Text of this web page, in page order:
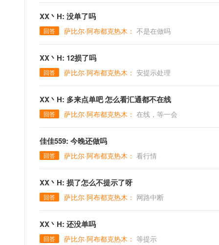
XX丶H: 没单了吗
回答 萨比尔·阿布都克热木： 不是在做吗
XX丶H: 12损了吗
回答 萨比尔·阿布都克热木： 安提示处理
XX丶H: 多来点单吧 怎么看汇通都不在线
回答 萨比尔·阿布都克热木： 在线，等一会
佳佳559: 今晚还做吗
回答 萨比尔·阿布都克热木： 看行情
XX丶H: 损了怎么不提示了呀
回答 萨比尔·阿布都克热木： 网路中断
XX丶H: 还没单吗
回答 萨比尔·阿布都克热木： 等提示